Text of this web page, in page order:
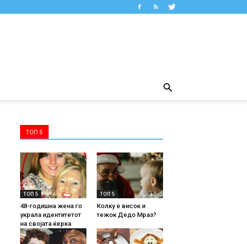
ТОП 5
ТОП 5
48-годишна жена го
украла идентитетот
на својата ќерка
ТОП 5
Колку е висок и
тежок Дедо Мраз?